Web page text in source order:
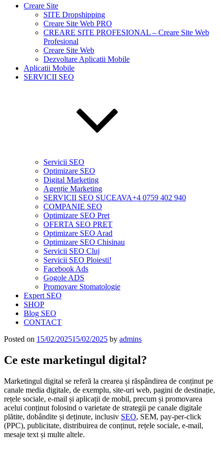
Creare Site
SITE Dropshipping
Creare Site Web PRO
CREARE SITE PROFESIONAL – Creare Site Web
Profesional
Creare Site Web
Dezvoltare Aplicatii Mobile
Aplicatii Mobile
SERVICII SEO
Servicii SEO
Optimizare SEO
Digital Marketing
Agenție Marketing
SERVICII SEO SUCEAVA+4 0759 402 940
COMPANIE SEO
Optimizare SEO Pret
OFERTA SEO PRET
Optimizare SEO Arad
Optimizare SEO Chisinau
Servicii SEO Cluj
Servicii SEO Ploiesti!
Facebook Ads
Gogole ADS
Promovare Stomatologie
Expert SEO
SHOP
Blog SEO
CONTACT
Posted on 15/02/202515/02/2025 by admins
Ce este marketingul digital?
Marketingul digital se referă la crearea și răspândirea de conținut pe
canale media digitale, de exemplu, site-uri web, pagini de destinație,
rețele sociale, e-mail și aplicații de mobil, precum și promovarea
acelui conținut folosind o varietate de strategii pe canale digitale
plătite, dobândite și deținute, inclusiv SEO, SEM, pay-per-click
(PPC), publicitate, distribuirea de conținut, rețele sociale, e-mail,
mesaje text și multe altele.